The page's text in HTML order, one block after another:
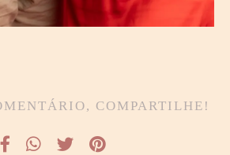
COMPARTILHE!